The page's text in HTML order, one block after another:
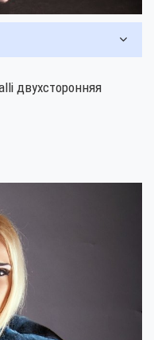
двухсторонняя